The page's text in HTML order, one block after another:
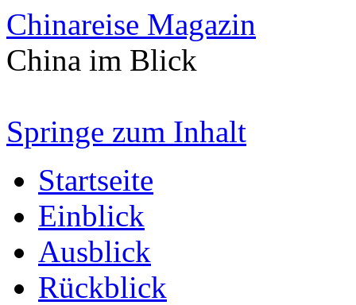
Chinareise Magazin
China im Blick
Springe zum Inhalt
Startseite
Einblick
Ausblick
Rückblick